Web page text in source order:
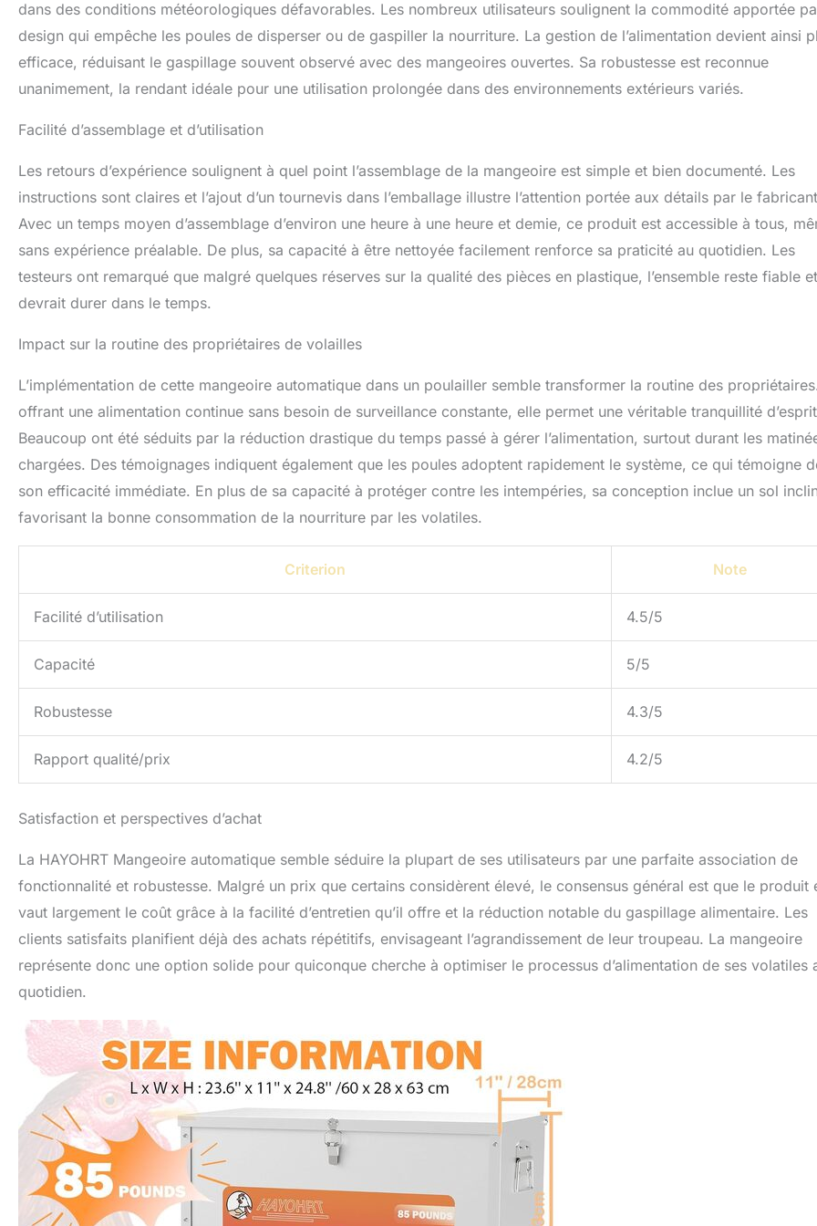
dans des conditions météorologiques défavorables. Les nombreux utilisateurs soulignent la commodité apportée
design qui empêche les poules de disperser ou de gaspiller la nourriture. La gestion de l’alimentation devient ainsi
efficace, réduisant le gaspillage souvent observé avec des mangeoires ouvertes. Sa robustesse est reconnue
unanimement, la rendant idéale pour une utilisation prolongée dans des environnements extérieurs variés.
Facilité d’assemblage et d’utilisation
Les retours d’expérience soulignent à quel point l’assemblage de la mangeoire est simple et bien documenté. Les
instructions sont claires et l’ajout d’un tournevis dans l’emballage illustre l’attention portée aux détails par le
Avec un temps moyen d’assemblage d’environ une heure à une heure et demie, ce produit est accessible à tous,
sans expérience préalable. De plus, sa capacité à être nettoyée facilement renforce sa praticité au quotidien. Les
testeurs ont remarqué que malgré quelques réserves sur la qualité des pièces en plastique, l’ensemble reste fiable et
devrait durer dans le temps.
Impact sur la routine des propriétaires de volailles
L’implémentation de cette mangeoire automatique dans un poulailler semble transformer la routine des
offrant une alimentation continue sans besoin de surveillance constante, elle permet une véritable tranquillité
Beaucoup ont été séduits par la réduction drastique du temps passé à gérer l’alimentation, surtout durant les
chargées. Des témoignages indiquent également que les poules adoptent rapidement le système, ce qui témoigne
son efficacité immédiate. En plus de sa capacité à protéger contre les intempéries, sa conception inclue un sol
favorisant la bonne consommation de la nourriture par les volatiles.
Criterion Note
Facilité d’utilisation 4.5/5
Capacité 5/5
Robustesse 4.3/5
Rapport qualité/prix 4.2/5
Satisfaction et perspectives d’achat
La HAYOHRT Mangeoire automatique semble séduire la plupart de ses utilisateurs par une parfaite association de
fonctionnalité et robustesse. Malgré un prix que certains considèrent élevé, le consensus général est que le produit
vaut largement le coût grâce à la facilité d’entretien qu’il offre et la réduction notable du gaspillage alimentaire. Les
clients satisfaits planifient déjà des achats répétitifs, envisageant l’agrandissement de leur troupeau. La mangeoire
représente donc une option solide pour quiconque cherche à optimiser le processus d’alimentation de ses volatiles
quotidien.